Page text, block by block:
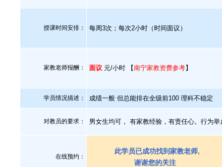
授课时间安排： 每周3次；每次2小时（时间面议）
家教老师报酬： 面议 元/小时 【南宁家教资费参考】
学员情况描述： 成绩一般 但总能排在全级前100 理科不稳定
对教员的要求： 男女生均可， 有家教经验，有责任心。行为
在线预约：
此学员已成功找到家教老师,
谢谢您的关注